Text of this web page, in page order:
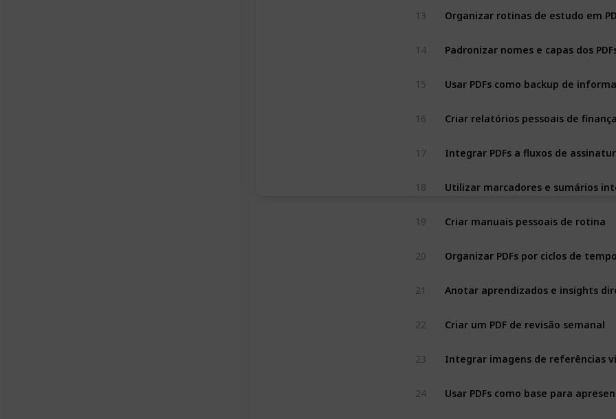
13 Organizar rotinas de estudo em
14 Padronizar nomes e capas dos
15 Usar PDFs como backup de
16 Criar relatórios pessoais de finanças
17 Integrar PDFs a fluxos de
18 Utilizar marcadores e sumários
19 Criar manuais pessoais de rotina
20 Organizar PDFs por ciclos de tempo
21 Anotar aprendizados e insights
22 Criar um PDF de revisão semanal
23 Integrar imagens de referências
24 Usar PDFs como base para